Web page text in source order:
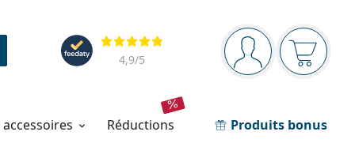
Barre de navigation
Vous êtesVotre
Évaluation
4,9/5
réductions Produits bonus